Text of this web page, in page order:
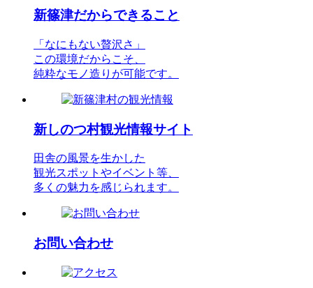
新篠津だからできること
「なにもない贅沢さ」
この環境だからこそ、
純粋なモノ造りが可能です。
新しのつ村観光情報サイト
田舎の風景を生かした
観光スポットやイベント等、
多くの魅力を感じられます。
お問い合わせ